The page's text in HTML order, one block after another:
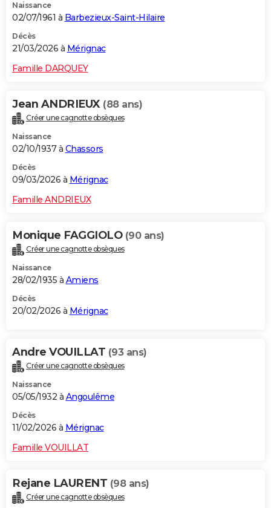
Naissance
02/07/1961 à Barbezieux-Saint-Hilaire
Décès
21/03/2026 à Mérignac
Famille DARQUEY
Jean ANDRIEUX (88 ans)
Créer une cagnotte obsèques
Naissance
02/10/1937 à Chassors
Décès
09/03/2026 à Mérignac
Famille ANDRIEUX
Monique FAGGIOLO (90 ans)
Créer une cagnotte obsèques
Naissance
28/02/1935 à Amiens
Décès
20/02/2026 à Mérignac
Andre VOUILLAT (93 ans)
Créer une cagnotte obsèques
Naissance
05/05/1932 à Angoulême
Décès
11/02/2026 à Mérignac
Famille VOUILLAT
Rejane LAURENT (98 ans)
Créer une cagnotte obsèques